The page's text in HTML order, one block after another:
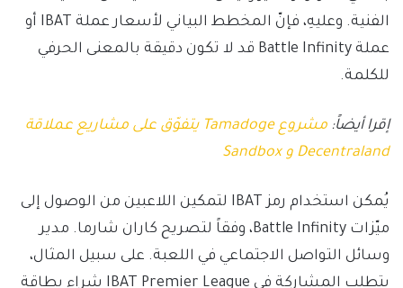
الفنية. وعليهِ، فإنّ المخطط البياني لأسعار عملة IBAT أو
عملة Battle Infinity قد لا تكون دقيقة بالمعنى الحرفي
للكلمة.
إقرا أيضاً:
مشروع Tamadoge يتفوّق على مشاريع عملاقة
Decentraland و Sandbox
يُمكن استخدام رمز IBAT لتمكين اللاعبين من الوصول إلى
ميّزات Battle Infinity، وفقاً لتصريح كاران شارما. مدير
وسائل التواصل الاجتماعي في اللعبة. على سبيل المثال،
يتطلب المشاركة في IBAT Premier League شراء بطاقة